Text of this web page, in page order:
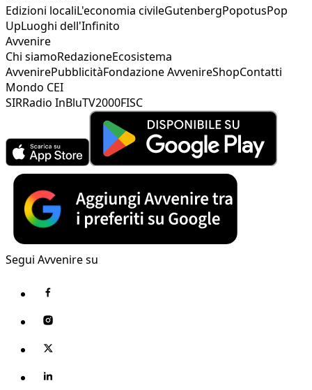
Edizioni localiL'economia civileGutenbergPopotusPop
UpLuoghi dell'Infinito
Avvenire
Chi siamoRedazioneEcosistema
AvvenirePubblicitàFondazione AvvenireShopContatti
Mondo CEI
SIRRadio InBluTV2000FISC
Segui Avvenire su